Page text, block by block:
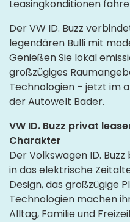
Leasingkonditionen
Der VW ID. Buzz
legendären Bulli mit
Genießen Sie lokal
großzügiges
Technologien – jetzt im
der Autowelt Bader.
VW ID. Buzz privat
Charakter
Der Volkswagen ID.
in das elektrische
Design, das großzügige
Technologien machen
Alltag, Familie und